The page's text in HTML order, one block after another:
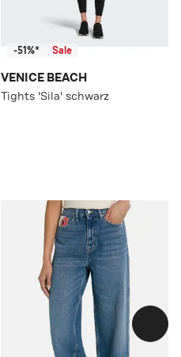
-51%* Sale
VENICE BEACH
Tights 'Sila' schwarz